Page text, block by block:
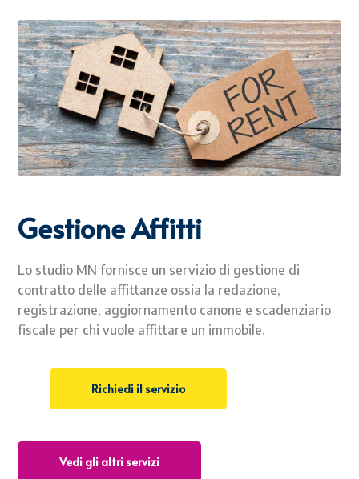
Gestione Affitti
Lo studio MN fornisce un servizio di gestione di
contratto delle affittanze ossia la redazione,
registrazione, aggiornamento canone e scadenziario
fiscale per chi vuole affittare un immobile.
Richiedi il servizio
Vedi gli altri servizi